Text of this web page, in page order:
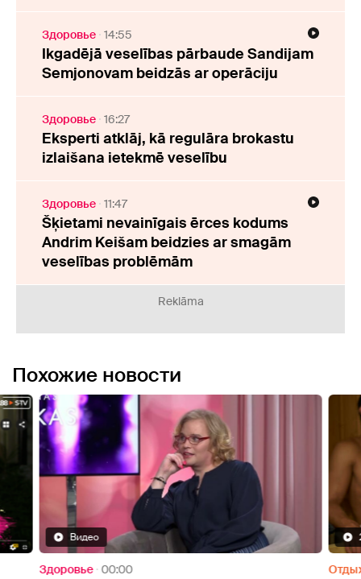
Здоровье 14:55
Ikgadējā veselības pārbaude Sandijam
Semjonovam beidzās ar operāciju
Здоровье 16:27
Eksperti atklāj, kā regulāra brokastu
izlaišana ietekmē veselību
Здоровье 11:47
Šķietami nevainīgais ērces kodums
Andrim Keišam beidzies ar smagām
veselības problēmām
Reklāma
Похожие новости
Видео
Здоровье 00:00